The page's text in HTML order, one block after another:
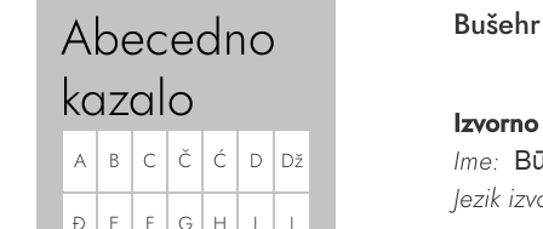
Abecedno
kazalo
A B C Č Ć D Dž
Bušehr
Ime:
Jezik